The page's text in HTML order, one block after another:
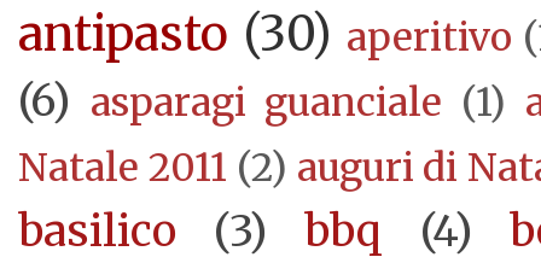
antipasto (30) aperitivo
(6) asparagi guanciale (1)
Natale 2011 (2) auguri di
basilico (3) bbq (4)